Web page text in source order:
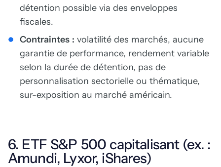
détention possible via des enveloppes
fiscales.
Contraintes : volatilité des marchés, aucune
garantie de performance, rendement variable
selon la durée de détention, pas de
personnalisation sectorielle ou thématique,
sur-exposition au marché américain.
6. ETF S&P 500 capitalisant (ex. :
Amundi, Lyxor, iShares)